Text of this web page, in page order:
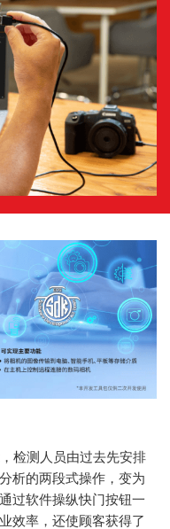
检测人员由过去先安排
析的两段式操作，变为
过软件操纵快门按钮一
效率，还使顾客获得了